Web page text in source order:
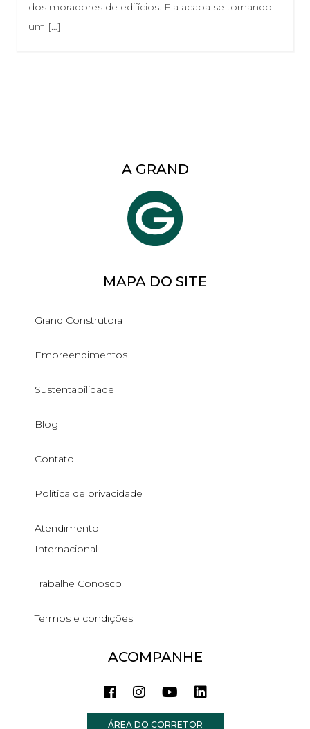
dos moradores de edifícios. Ela acaba se tornando
um […]
A GRAND
MAPA DO SITE
Grand Construtora
Empreendimentos
Sustentabilidade
Blog
Contato
Política de privacidade
Atendimento
Internacional
Trabalhe Conosco
Termos e condições
ACOMPANHE
ÁREA DO CORRETOR